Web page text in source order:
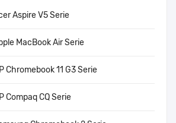
Aspire V5 Serie
MacBook Air Serie
Chromebook 11 G3 Serie
Compaq CQ Serie